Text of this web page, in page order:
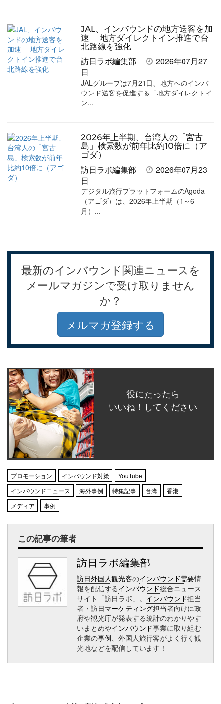
JAL、インバウンドの地方送客を加
速 地方ダイレクトイン推進で台
北路線を強化
訪日ラボ編集部
2026年07月27
日
JALグループは7月21日、地方へのインバ
ウンド送客を促進する「地方ダイレクトイ
ン...
2026年上半期、台湾人の「宮古
島」検索数が前年比約10倍に（ア
ゴダ）
訪日ラボ編集部
2026年07月23
日
デジタル旅行プラットフォームのAgoda
（アゴダ）は、2026年上半期（1～6
月）...
最新のインバウンド関連ニュースを
メールマガジンで受け取りません
か？
メルマガ登録する
役にたったら
いいね！してください
プロモーション インバウンド対策
YouTube
インバウンドニュース
海外事例 特集記事 台湾
香港
メディア
事例
この記事の筆者
訪日ラボ編集部
訪日外国人観光客のインバウンド需要情
報を配信するインバウンド総合ニュース
サイト「訪日ラボ」。 インバウンド担当
者・訪日マーケティング担当者向けに政
府や観光庁が発表する統計のわかりやす
いまとめやインバウンド事業に取り組む
企業の事例、外国人旅行客がよく行く観
光地などを配信しています！